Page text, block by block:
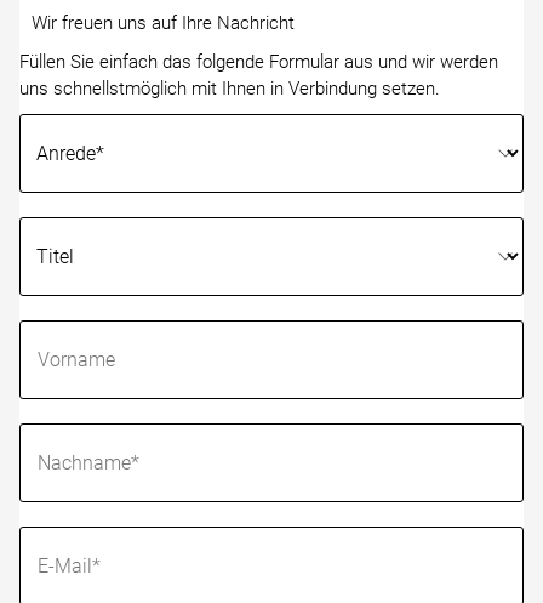
Wir freuen uns auf Ihre Nachricht
Füllen Sie einfach das folgende Formular aus und wir werden
uns schnellstmöglich mit Ihnen in Verbindung setzen.